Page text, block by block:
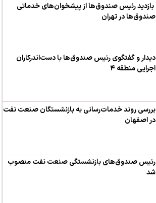
بازدید رئیس صندوق‌ها از پیشخوان‌های خدماتی
صندوق‌ها در تهران
دیدار و گفتگوی رئیس صندوق‌ها با دست‌اندرکاران
اجرایی منطقه ۴
بررسی روند خدمات‌رسانی به بازنشستگان صنعت نفت
در اصفهان
رئیس صندوق‌های بازنشستگی صنعت نفت منصوب
شد